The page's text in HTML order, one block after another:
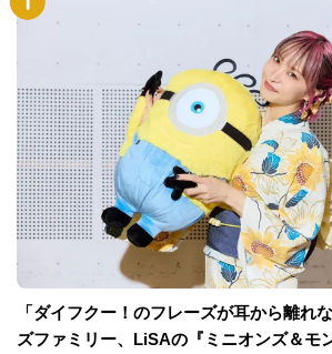
「ダイフクー！のフレーズが耳から離れ
ズファミリー、LiSAの『ミニオンズ＆モ